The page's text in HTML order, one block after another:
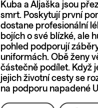
Kuba a Aljaška jsou
smrt. Poskytují první
dostane profesionální
bojích o své blízké, ale
pohled podporují
uniformách. Obě ženy
částečně podílet. Když
jejich životní cesty se
na podporu napadené